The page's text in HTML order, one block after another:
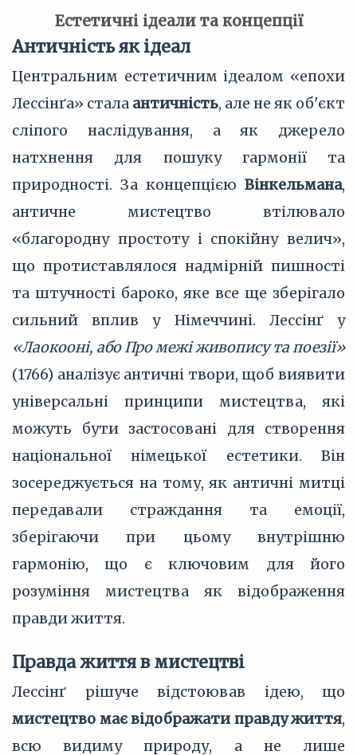
Естетичні ідеали та концепції
Античність як ідеал
Центральним естетичним ідеалом «епохи
Лессінґа» стала античність, але не як об'єкт
сліпого наслідування, а як джерело
натхнення для пошуку гармонії та
природності. За концепцією Вінкельмана,
античне мистецтво втілювало
«благородну простоту і спокійну велич»,
що протиставлялося надмірній пишності
та штучності бароко, яке все ще зберігало
сильний вплив у Німеччині. Лессінґ у
«Лаокооні, або Про межі живопису та поезії»
(1766) аналізує античні твори, щоб виявити
універсальні принципи мистецтва, які
можуть бути застосовані для створення
національної німецької естетики. Він
зосереджується на тому, як античні митці
передавали страждання та емоції,
зберігаючи при цьому внутрішню
гармонію, що є ключовим для його
розуміння мистецтва як відображення
правди життя.
Правда життя в мистецтві
Лессінґ рішуче відстоював ідею, що
мистецтво має відображати правду життя,
всю видиму природу, а не лише